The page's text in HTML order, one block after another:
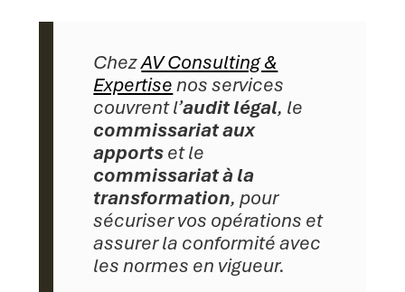
ChezAV Consulting &
Expertisenos services
couvrent l’audit légal, le
commissariat aux
apportset le
commissariat à la
transformation, pour
sécuriser vos opérations et
assurer la conformité avec
les normes en vigueur.